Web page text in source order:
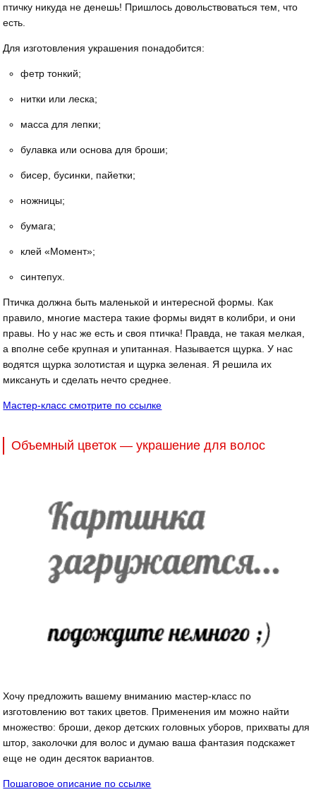
птичку никуда не денешь! Пришлось довольствоваться тем, что
есть.
Для изготовления украшения понадобится:
фетр тонкий;
нитки или леска;
масса для лепки;
булавка или основа для броши;
бисер, бусинки, пайетки;
ножницы;
бумага;
клей «Момент»;
синтепух.
Птичка должна быть маленькой и интересной формы. Как
правило, многие мастера такие формы видят в колибри, и они
правы. Но у нас же есть и своя птичка! Правда, не такая мелкая,
а вполне себе крупная и упитанная. Называется щурка. У нас
водятся щурка золотистая и щурка зеленая. Я решила их
миксануть и сделать нечто среднее.
Мастер-класс смотрите по ссылке
Объемный цветок — украшение для волос
Хочу предложить вашему вниманию мастер-класс по
изготовлению вот таких цветов. Применения им можно найти
множество: броши, декор детских головных уборов, прихваты для
штор, заколочки для волос и думаю ваша фантазия подскажет
еще не один десяток вариантов.
Пошаговое описание по ссылке